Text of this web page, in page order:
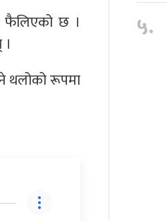
फैलिएको छ ।
थलोको रूपमा
५.